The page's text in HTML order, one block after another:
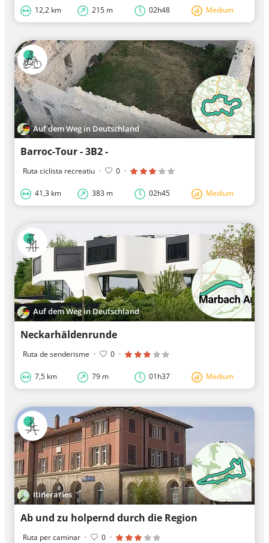
12,2 km 215 m 02h48 Medium
Auf dem Weg in Deutschland
Barroc-Tour - 3B2 -
Ruta ciclista recreatiu · 0 ·
41,3 km 383 m 02h45 Medium
Auf dem Weg in Deutschland
Neckarhäldenrunde
Ruta de senderisme · 0 ·
7,5 km 79 m 01h37 Medium
Itineraries
Ab und zu holpernd durch die Region
Ruta per caminar · 0 ·